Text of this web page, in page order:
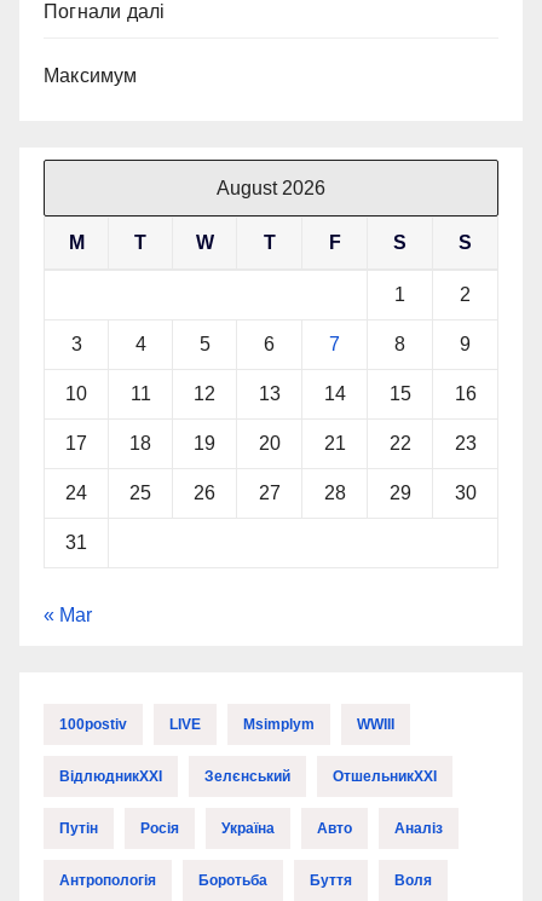
Погнали далі
Максимум
August 2026
M T W T F S S
1 2
3 4 5 6 7 8 9
10 11 12 13 14 15 16
17 18 19 20 21 22 23
24 25 26 27 28 29 30
31
« Mar
100postiv LIVE Msimplym WWIII
ВідлюдникXXI Зелєнський ОтшельникXXI
Путін Росія Україна Авто Аналіз
Антропологія Боротьба Буття Воля